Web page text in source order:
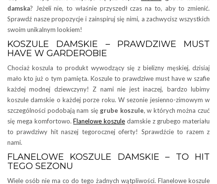
damska? Jeżeli nie, to właśnie przyszedł czas na to, aby to zmienić.
Sprawdź nasze propozycje i zainspiruj się nimi, a zachwycisz wszystkich
swoim unikalnym lookiem!
KOSZULE DAMSKIE – PRAWDZIWE MUST
HAVE W GARDEROBIE
Chociaż koszula to produkt wywodzący się z bielizny męskiej, dzisiaj
mało kto już o tym pamięta. Koszule to prawdziwe must have w szafie
każdej modnej dziewczyny! Z nami nie jest inaczej, bardzo lubimy
koszule damskie o każdej porze roku. W sezonie jesienno-zimowym w
szczególności podobają nam się grube koszule, w których można czuć
się mega komfortowo.Flanelowe koszule damskie z grubego materiału
to prawdziwy hit naszej tegorocznej oferty! Sprawdźcie to razem z
nami.
FLANELOWE KOSZULE DAMSKIE – TO HIT
TEGO SEZONU
Wiele osób nie ma co do tego żadnych wątpliwości. Flanelowe koszule